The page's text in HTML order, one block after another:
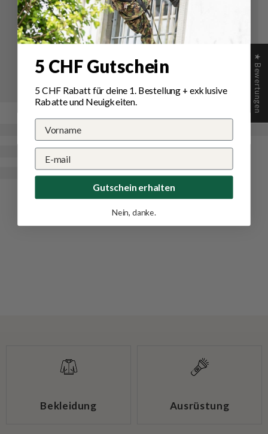
Bekleidung Ausrüstung
★ Bewertungen
5 CHF Gutschein
5 CHF Rabatt für deine 1. Bestellung+ exklusive
Rabatte und Neuigkeiten.
Gutschein erhalten
Nein, danke.